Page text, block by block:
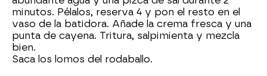
minutos. Pélalos, reserva 4 y pon el resto en el
vaso de la batidora. Añade la crema fresca y una
punta de cayena. Tritura, salpimienta y mezcla
bien.
Saca los lomos del rodaballo.